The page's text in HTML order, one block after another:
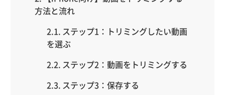
方法と流れ
ステップ1：トリミングしたい動画
を選ぶ
ステップ2：動画をトリミングする
ステップ3：保存する